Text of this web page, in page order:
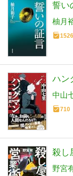
誓い
柚月
1526
ハン
中山
710
殺し
野宮